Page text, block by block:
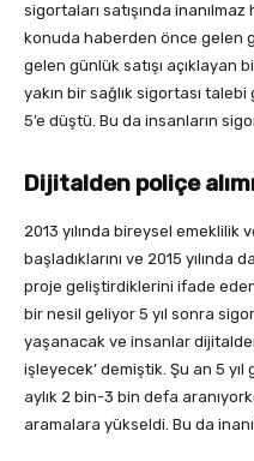
sigortaları satışında
konuda haberden önce gelen
gelen günlük satışı açıklayan
yakın bir sağlık sigortası
5’e düştü. Bu da insanların
Dijitalden poliçe
2013 yılında bireysel emeklilik
başladıklarını ve 2015 yılında
proje geliştirdiklerini ifade eden
bir nesil geliyor 5 yıl sonra
yaşanacak ve insanlar
işleyecek’ demiştik. Şu an 5 yıl
aylık 2 bin-3 bin defa
aramalara yükseldi. Bu da